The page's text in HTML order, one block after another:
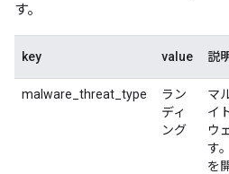
す。
key value 説
malware_threat_type
ラン
ディ
ング
マ
イ
ウ
す
を